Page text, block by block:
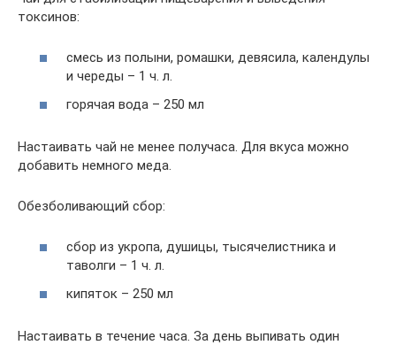
токсинов:
смесь из полыни, ромашки, девясила, календулы
и череды – 1 ч. л.
горячая вода – 250 мл
Настаивать чай не менее получаса. Для вкуса можно
добавить немного меда.
Обезболивающий сбор:
сбор из укропа, душицы, тысячелистника и
таволги – 1 ч. л.
кипяток – 250 мл
Настаивать в течение часа. За день выпивать один